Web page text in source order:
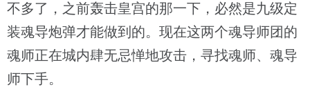
不多了，之前轰击皇宫的那一下，必然是九级定
装魂导炮弹才能做到的。现在这两个魂导师团的
魂师正在城内肆无忌惮地攻击，寻找魂师、魂导
师下手。